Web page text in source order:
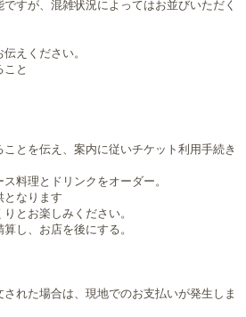
すが、混雑状況によってはお並びいただく
えください。
こと
とを伝え、案内に従いチケット利用手続き
料理とドリンクをオーダー。
なります
とお楽しみください。
し、お店を後にする。
れた場合は、現地でのお支払いが発生しま